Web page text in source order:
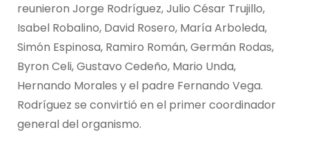
reunieron Jorge Rodríguez, Julio César Trujillo,
Isabel Robalino, David Rosero, María Arboleda,
Simón Espinosa, Ramiro Román, Germán Rodas,
Byron Celi, Gustavo Cedeño, Mario Unda,
Hernando Morales y el padre Fernando Vega.
Rodríguez se convirtió en el primer coordinador
general del organismo.